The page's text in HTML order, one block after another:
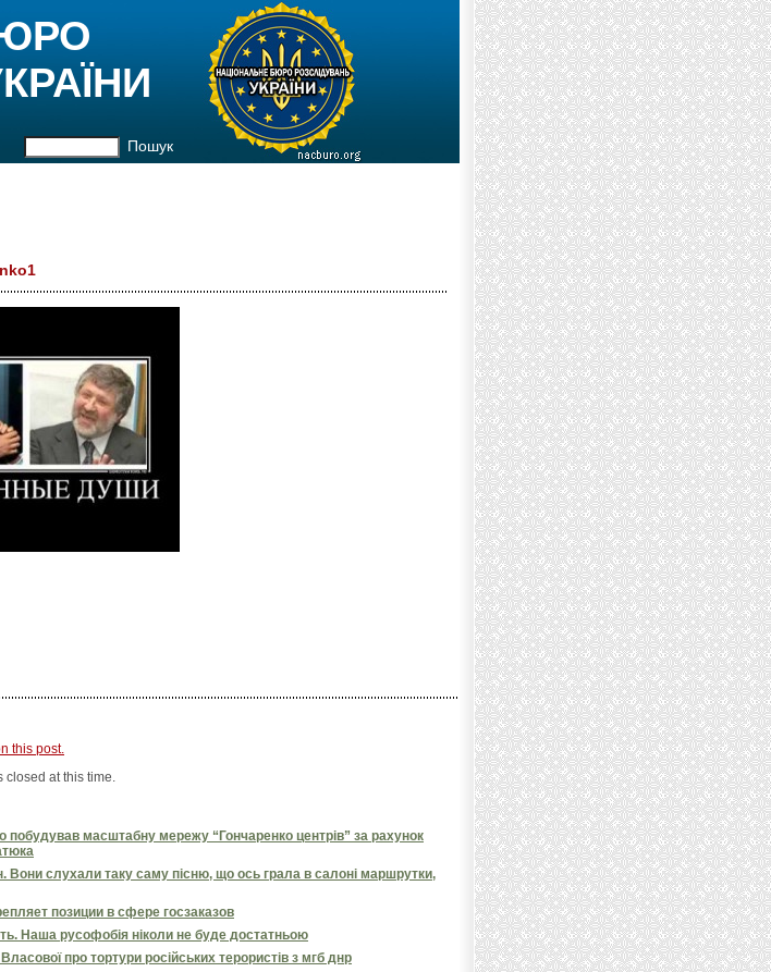
Пошук
this post.
closed at this time.
побудував масштабну мережу “Гончаренко центрів” за рахунок
Вони слухали таку саму пісню, що ось грала в салоні маршрутки,
позиции в сфере госзаказов
Наша русофобія ніколи не буде достатньою
про тортури російських терористів з мгб днр